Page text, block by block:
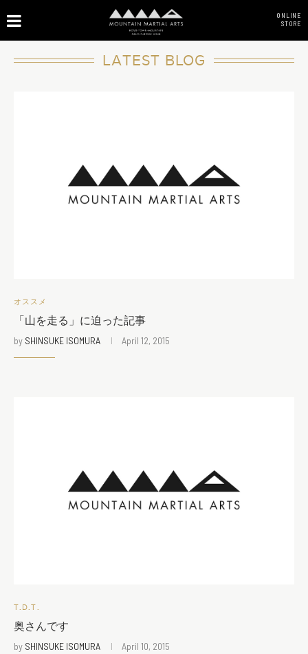
ONLINE
STORE
LATEST BLOG
オススメ
「山を走る」に迫った記事
by SHINSUKE ISOMURA April 12, 2015
T.D.T.
奥さんです
by SHINSUKE ISOMURA April 10, 2015